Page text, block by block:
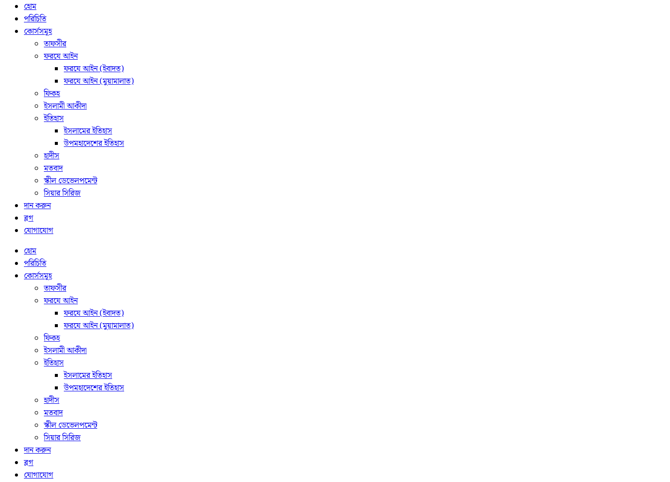
হোম
পরিচিতি
কোর্সসমূহ
তাফসীর
ফরযে আইন
ফরযে আইন (ইবাদত)
ফরযে আইন (মুয়ামালাত)
ফিকহ
ইসলামী আকীদা
ইতিহাস
ইসলামের ইতিহাস
উপমহাদেশের ইতিহাস
হাদীস
মতবাদ
স্কীল ডেভেলপমেন্ট
সিয়ার সিরিজ
দান করুন
ব্লগ
যোগাযোগ
হোম
পরিচিতি
কোর্সসমূহ
তাফসীর
ফরযে আইন
ফরযে আইন (ইবাদত)
ফরযে আইন (মুয়ামালাত)
ফিকহ
ইসলামী আকীদা
ইতিহাস
ইসলামের ইতিহাস
উপমহাদেশের ইতিহাস
হাদীস
মতবাদ
স্কীল ডেভেলপমেন্ট
সিয়ার সিরিজ
দান করুন
ব্লগ
যোগাযোগ